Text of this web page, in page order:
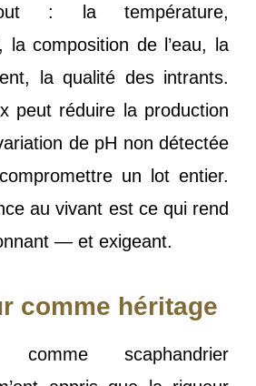
: la température,
la composition de l’eau, la
la qualité des intrants.
peut réduire la production
de pH non détectée
un lot entier.
au vivant est ce qui rend
— et exigeant.
comme héritage
scaphandrier